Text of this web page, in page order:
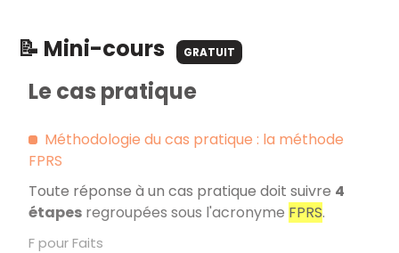
📝 Mini-cours GRATUIT
Le cas pratique
Méthodologie du cas pratique : la méthode
FPRS
Toute réponse à un cas pratique doit suivre 4
étapes regroupées sous l'acronyme FPRS.
F pour Faits